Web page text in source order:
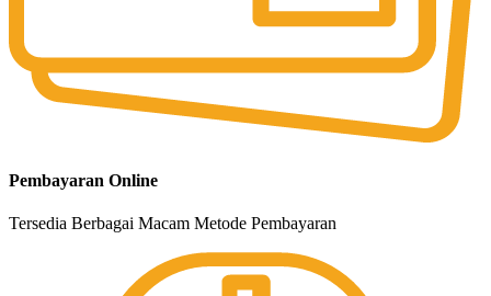
Pembayaran Online
Tersedia Berbagai Macam Metode Pembayaran